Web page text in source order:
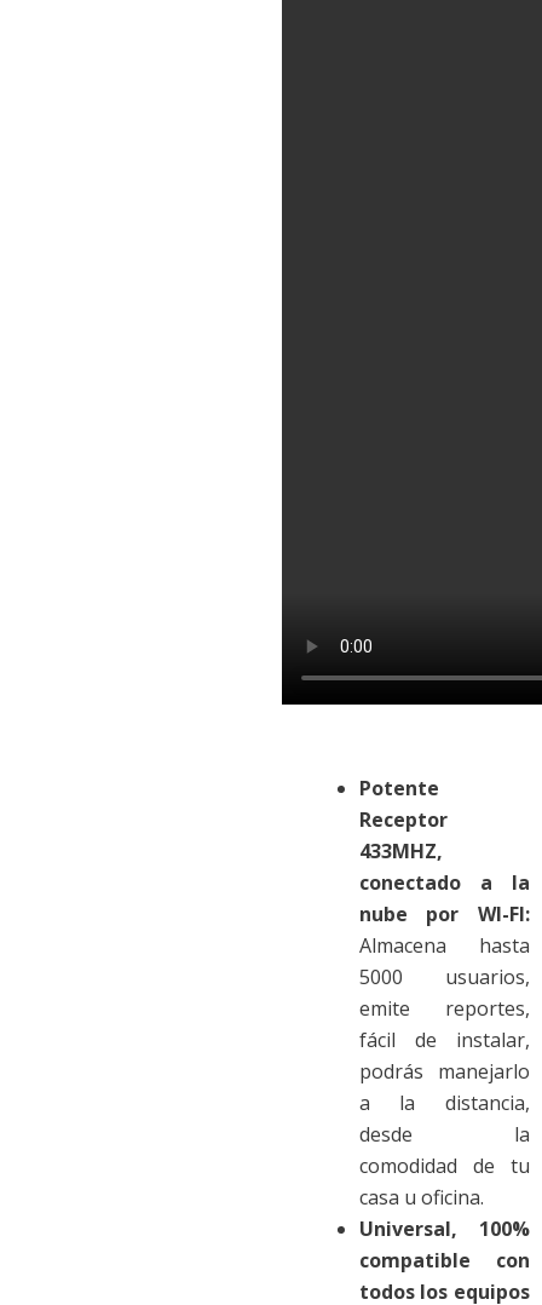
Potente
Receptor
433MHZ,
conectado a la
nube por WI-FI:
Almacena hasta
5000 usuarios,
emite reportes,
fácil de instalar,
podrás manejarlo
a la distancia,
desde la
comodidad de tu
casa u oficina.
Universal, 100%
compatible con
todos los equipos